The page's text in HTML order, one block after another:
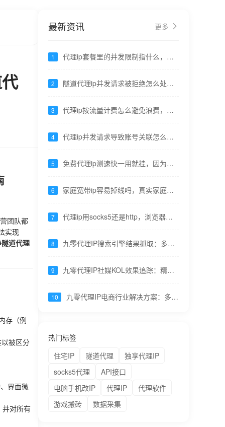
团队都
实现
道代理
存（例
被区分
界面微
并对所有
最新资讯 更多
1
代理ip套餐里的并发限制指什么，同
2
隧道代理ip并发请求被拒绝怎么处
限 ---九零代理
3
代理ip按流量计费怎么避免浪费，开
理
4
代理ip并发请求导致账号关联怎么
理
5
免费代理ip测速快一用就挂，因为可
6
家庭宽带ip容易掉线吗，真实家庭网
7
代理ip用socks5还是http，浏览器用
8
九零代理IP搜索引擎结果抓取：多地
9
九零代理IP社媒KOL效果追踪：精准
10
九零代理IP电商行业解决方案：多账
热门标签
住宅IP
隧道代理
独享代理IP
socks5代理
API接口
电脑手机改IP
代理IP
代理软件
游戏搬砖
数据采集